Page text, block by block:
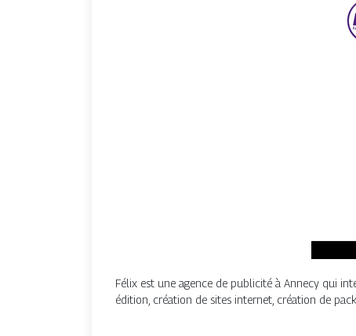
Félix est une agence de publicité à Annecy qui
édition, création de sites internet, création de